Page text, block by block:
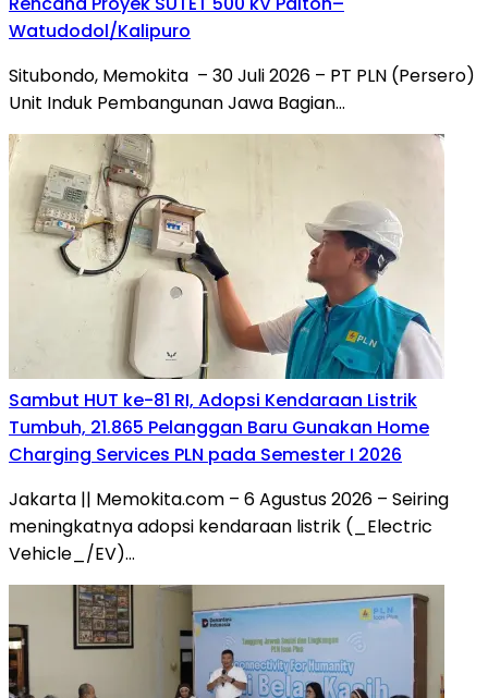
Watudodol/Kalipuro
Situbondo, Memokita – 30 Juli 2026 – PT PLN (Persero)
Unit Induk Pembangunan Jawa Bagian…
Sambut HUT ke-81 RI, Adopsi Kendaraan Listrik
Tumbuh, 21.865 Pelanggan Baru Gunakan Home
Charging Services PLN pada Semester I 2026
Jakarta || Memokita.com – 6 Agustus 2026 – Seiring
meningkatnya adopsi kendaraan listrik (_Electric
Vehicle_/EV)…